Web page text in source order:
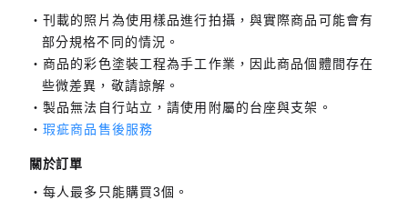
刊載的照片為使用樣品進行拍攝，與實際商品可能會有
部分規格不同的情況。
商品的彩色塗裝工程為手工作業，因此商品個體間存在
些微差異，敬請諒解。
製品無法自行站立，請使用附屬的台座與支架。
瑕疵商品售後服務
關於訂單
每人最多只能購買3個。